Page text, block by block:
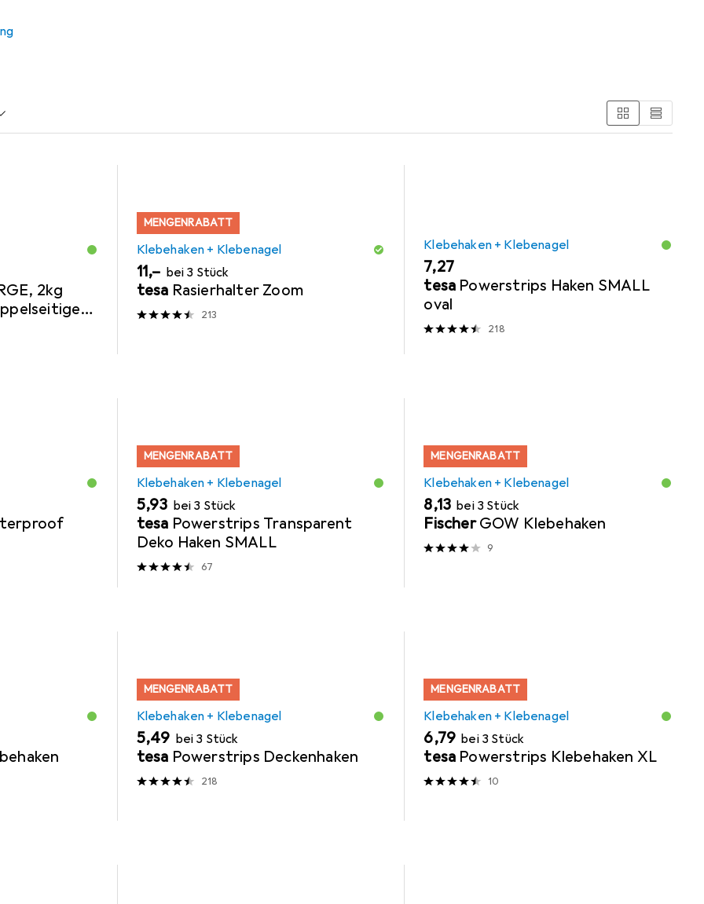
2kg
MENGENRABATT
Klebehaken + Klebenagel
EUR
11,– bei 3 Stück
tesa Rasierhalter Zoom
213
Klebehaken + Klebenagel
EUR
7,27
tesa Powerstrips Haken SMALL
oval
218
MENGENRABATT
Klebehaken + Klebenagel
EUR
5,93 bei 3 Stück
tesa Powerstrips Transparent
Deko Haken SMALL
67
MENGENRABATT
Klebehaken + Klebenagel
EUR
8,13 bei 3 Stück
Fischer GOW Klebehaken
9
MENGENRABATT
Klebehaken + Klebenagel
EUR
5,49 bei 3 Stück
tesa Powerstrips Deckenhaken
218
MENGENRABATT
Klebehaken + Klebenagel
EUR
6,79 bei 3 Stück
tesa Powerstrips Klebehaken XL
10